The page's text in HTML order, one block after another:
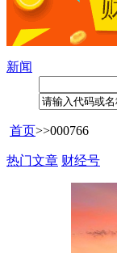
新闻
首页>>000766
热门文章 财经号